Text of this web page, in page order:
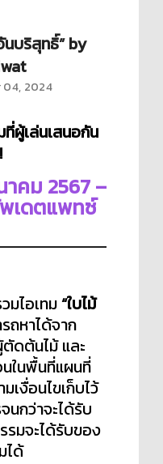
นบริสุทธิ์” by
04, 2024
ผู้เล่นเสนอกัน
าคม 2567 –
เดตแพทซ์
มไอเทม“ใบไม้
ถหาได้จาก
ดต้นไม้ และ
ในพื้นที่แผนที่
เงื่อนไขเก็บไว้
นกว่าจะได้รับ
รมจะได้รับของ
ได้